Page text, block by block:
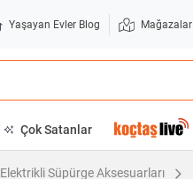
Yaşayan Evler Blog Mağazalar
Çok Satanlar
Elektrikli Süpürge Aksesuarları